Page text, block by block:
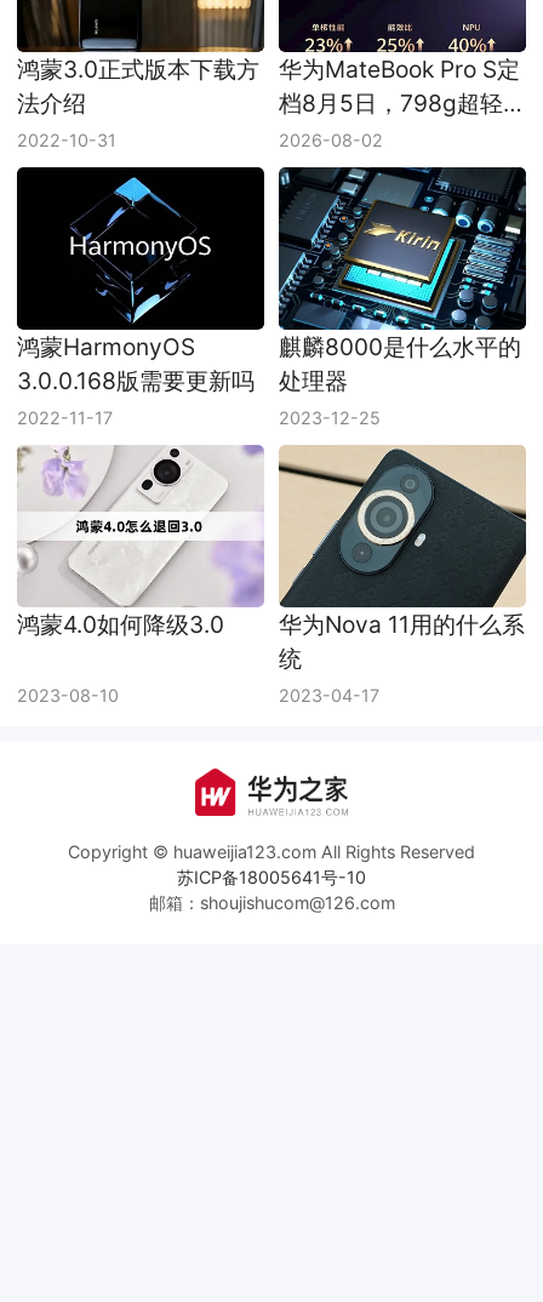
鸿蒙3.0正式版本下载方
法介绍
2022-10-31
华为MateBook Pro S定
档8月5日，798g超轻
鸿蒙本先把便携做满
2026-08-02
鸿蒙HarmonyOS
3.0.0.168版需要更新吗
2022-11-17
麒麟8000是什么水平的
处理器
2023-12-25
鸿蒙4.0如何降级3.0
2023-08-10
华为Nova 11用的什么系
统
2023-04-17
Copyright © huaweijia123.com All Rights Reserved
苏ICP备18005641号-10
邮箱：shoujishucom@126.com